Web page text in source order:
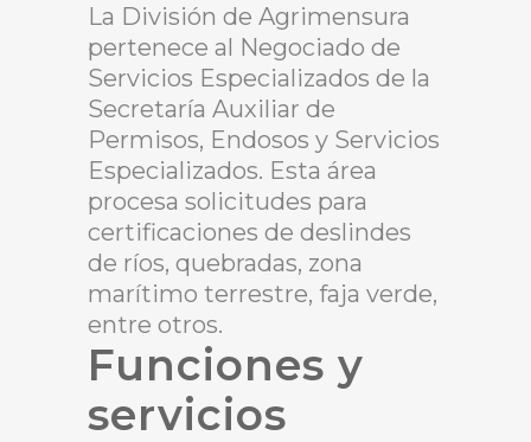
La División de Agrimensura
pertenece al Negociado de
Servicios Especializados de la
Secretaría Auxiliar de
Permisos, Endosos y Servicios
Especializados. Esta área
procesa solicitudes para
certificaciones de deslindes
de ríos, quebradas, zona
marítimo terrestre, faja verde,
entre otros.
Funciones y
servicios